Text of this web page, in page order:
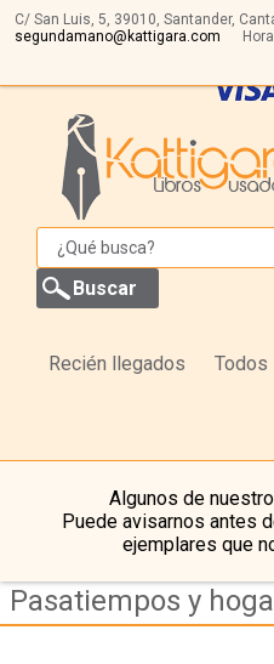
C/ San Luis, 5, 39010, Santander,
segundamano@kattigara.com
Recién llegados Todos
Algunos de
Puede avisarnos antes
ejemplares que
Pasatiempos y